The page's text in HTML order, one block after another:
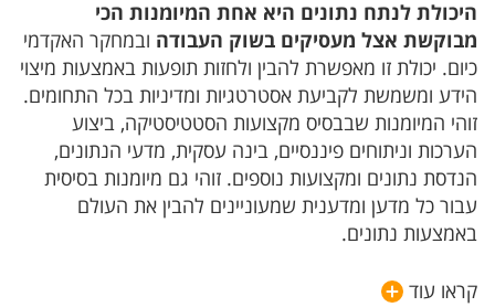
היכולת לנתח נתונים היא אחת המיומנות הכי
מבוקשת אצל מעסיקים בשוק העבודה ובמחקר האקדמי
כיום. יכולת זו מאפשרת להבין ולחזות תופעות באמצעות מיצוי
הידע ומשמשת לקביעת אסטרטגיות ומדיניות בכל התחומים.
זוהי המיומנות שבבסיס מקצועות הסטטיסטיקה, ביצוע
הערכות וניתוחים פיננסיים, בינה עסקית, ​​מדעי הנתונים,
הנדסת נתונים ומקצועות נוספים. זוהי גם מיומנות בסיסית
עבור כל מדען ומדענית שמעוניינים להבין את העולם
באמצעות נתונים.
קראו עוד